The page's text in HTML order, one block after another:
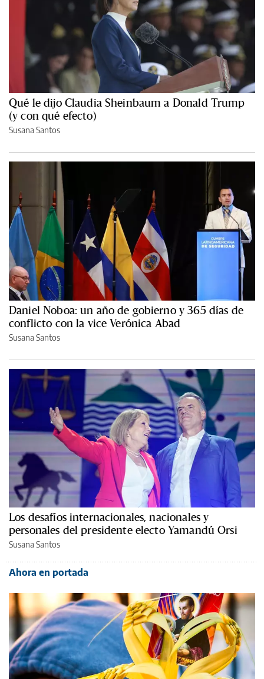
Qué le dijo Claudia Sheinbaum a Donald Trump
(y con qué efecto)
Susana Santos
Daniel Noboa: un año de gobierno y 365 días de
conflicto con la vice Verónica Abad
Susana Santos
Los desafíos internacionales, nacionales y
personales del presidente electo Yamandú Orsi
Susana Santos
Ahora en portada